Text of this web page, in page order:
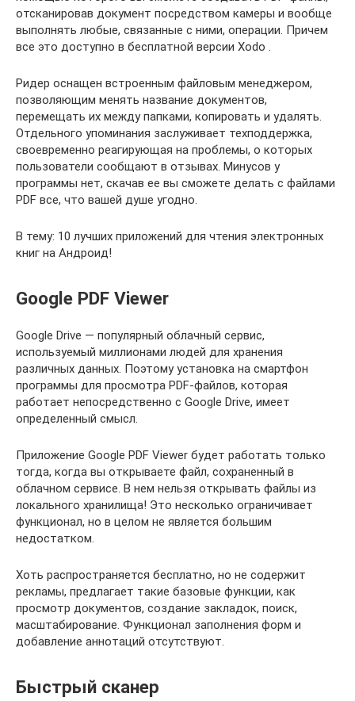
отсканировав документ посредством камеры и вообще
выполнять любые, связанные с ними, операции. Причем
все это доступно в бесплатной версии Xodo .
Ридер оснащен встроенным файловым менеджером,
позволяющим менять название документов,
перемещать их между папками, копировать и удалять.
Отдельного упоминания заслуживает техподдержка,
своевременно реагирующая на проблемы, о которых
пользователи сообщают в отзывах. Минусов у
программы нет, скачав ее вы сможете делать с файлами
PDF все, что вашей душе угодно.
В тему: 10 лучших приложений для чтения электронных
книг на Андроид!
Google PDF Viewer
Google Drive — популярный облачный сервис,
используемый миллионами людей для хранения
различных данных. Поэтому установка на смартфон
программы для просмотра PDF-файлов, которая
работает непосредственно с Google Drive, имеет
определенный смысл.
Приложение Google PDF Viewer будет работать только
тогда, когда вы открываете файл, сохраненный в
облачном сервисе. В нем нельзя открывать файлы из
локального хранилища! Это несколько ограничивает
функционал, но в целом не является большим
недостатком.
Хоть распространяется бесплатно, но не содержит
рекламы, предлагает такие базовые функции, как
просмотр документов, создание закладок, поиск,
масштабирование. Функционал заполнения форм и
добавление аннотаций отсутствуют.
Быстрый сканер